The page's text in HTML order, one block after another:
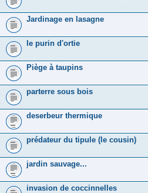
Jardinage en lasagne
le purin d'ortie
Piège à taupins
parterre sous bois
deserbeur thermique
prédateur du tipule (le cousin)
jardin sauvage...
invasion de coccinnelles